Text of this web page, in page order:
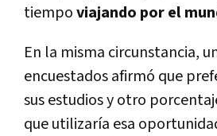
tiempoviajando por el
En la misma circunstancia,
encuestados afirmó que
sus estudios y otro
que utilizarí­a esa